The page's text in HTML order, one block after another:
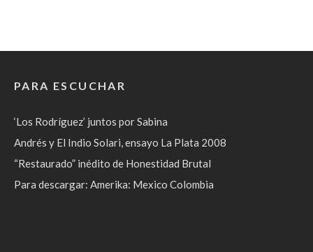
PARA ESCUCHAR
‘Los Rodríguez’ juntos por Sabina
Andrés y El Indio Solari, ensayo La Plata 2008
“Restaurado” inédito de Honestidad Brutal
Para descargar: Amerika: Mexico Colombia